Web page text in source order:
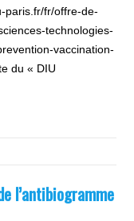
paris.fr/fr/offre-de-
technologies-
vaccination-
du « DIU
l’antibiogramme